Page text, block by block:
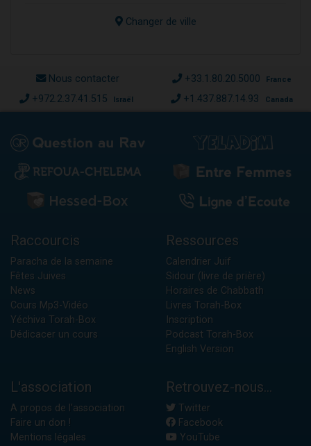
Changer de ville
Nous contacter +33.1.80.20.5000 France
+972.2.37.41.515 Israël +1.437.887.14.93 Canada
Raccourcis
Paracha de la semaine
Fêtes Juives
News
Cours Mp3-Vidéo
Yéchiva Torah-Box
Dédicacer un cours
Ressources
Calendrier Juif
Sidour (livre de prière)
Horaires de Chabbath
Livres Torah-Box
Inscription
Podcast Torah-Box
English Version
L'association
A propos de l'association
Faire un don !
Mentions légales
Retrouvez-nous...
Twitter
Facebook
YouTube